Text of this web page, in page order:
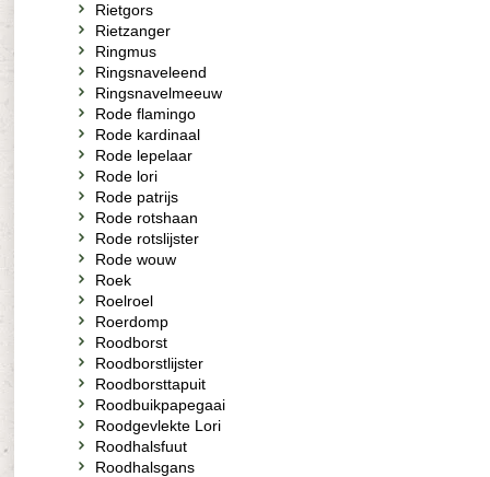
Rietgors
Rietzanger
Ringmus
Ringsnaveleend
Ringsnavelmeeuw
Rode flamingo
Rode kardinaal
Rode lepelaar
Rode lori
Rode patrijs
Rode rotshaan
Rode rotslijster
Rode wouw
Roek
Roelroel
Roerdomp
Roodborst
Roodborstlijster
Roodborsttapuit
Roodbuikpapegaai
Roodgevlekte Lori
Roodhalsfuut
Roodhalsgans